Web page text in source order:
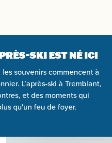
SKI EST NÉ ICI
souvenirs commencent à
L’après-ski à Tremblant,
et des moments qui
qu'un feu de foyer.